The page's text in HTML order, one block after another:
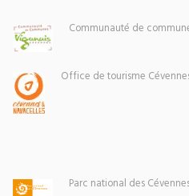
Communauté de
Office de tourisme
Parc national des